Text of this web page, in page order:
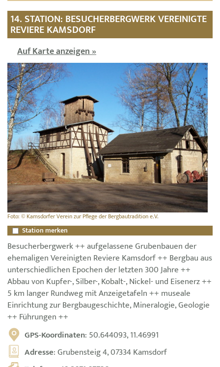
14. STATION: BESUCHERBERGWERK VEREINIGTE
REVIERE KAMSDORF
Auf Karte anzeigen »
Foto: © Kamsdorfer Verein zur Pflege der Bergbautradition e.V.
Station merken
Besucherbergwerk ++ aufgelassene Grubenbauen der
ehemaligen Vereinigten Reviere Kamsdorf ++ Bergbau aus
unterschiedlichen Epochen der letzten 300 Jahre ++
Abbau von Kupfer-, Silber-, Kobalt-, Nickel- und Eisenerz ++
5 km langer Rundweg mit Anzeigetafeln ++ museale
Einrichtung zur Bergbaugeschichte, Mineralogie, Geologie
++ Führungen ++
GPS-Koordinaten: 50.644093, 11.46991
Adresse: Grubensteig 4, 07334 Kamsdorf